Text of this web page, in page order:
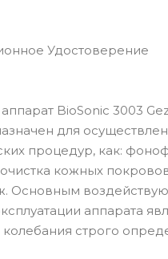
Удостоверение
BioSonic 3003
для
процедур, как:
очистка кожных
Основным
аппарата
колебания строго